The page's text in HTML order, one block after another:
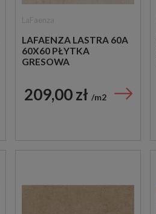
LAFAENZA LASTRA 60A
60X60 PŁYTKA
GRESOWA
209,00 zł m2